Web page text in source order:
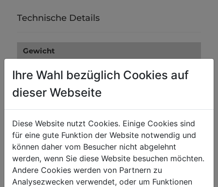
Technische Details
Gewicht
0.13
Versandmaße
Verpackungsbreite in mm
0
Verpackungslänge in mm
Verpackungshöhe in mm
0
Ihre Wahl bezüglich Cookies auf
dieser Webseite
Diese Website nutzt Cookies. Einige Cookies sind
für eine gute Funktion der Website notwendig und
können daher vom Besucher nicht abgelehnt
werden, wenn Sie diese Website besuchen möchten.
Andere Cookies werden von Partnern zu
Analysezwecken verwendet, oder um Funktionen